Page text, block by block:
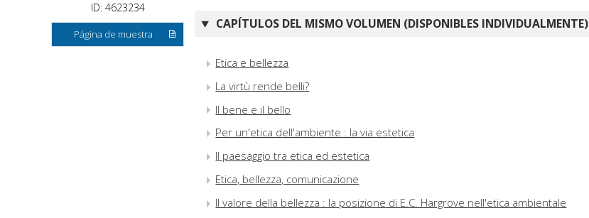
ID: 4623234
Página de muestra
CAPÍTULOS DEL MISMO VOLUMEN (DISPONIBLES INDIVIDUALMENTE)
Etica e bellezza
La virtù rende belli?
Il bene e il bello
Per un'etica dell'ambiente : la via estetica
Il paesaggio tra etica ed estetica
Etica, bellezza, comunicazione
Il valore della bellezza : la posizione di E.C. Hargrove nell'etica ambientale